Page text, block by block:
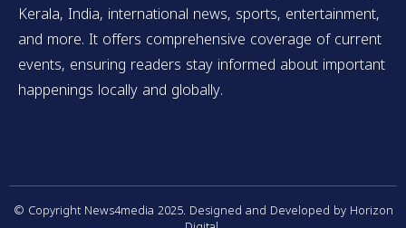
Kerala, India, international news, sports, entertainment,
and more. It offers comprehensive coverage of current
events, ensuring readers stay informed about important
happenings locally and globally.
© Copyright News4media 2025. Designed and Developed by Horizon